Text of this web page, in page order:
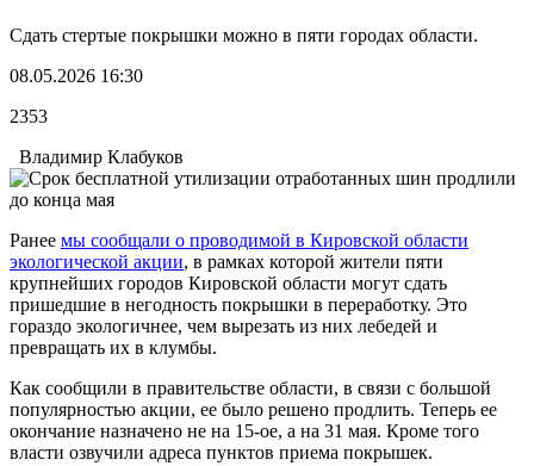
Сдать стертые покрышки можно в пяти городах области.
08.05.2026 16:30
2353
Владимир Клабуков
Ранее мы сообщали о проводимой в Кировской области
экологической акции, в рамках которой жители пяти
крупнейших городов Кировской области могут сдать
пришедшие в негодность покрышки в переработку. Это
гораздо экологичнее, чем вырезать из них лебедей и
превращать их в клумбы.
Как сообщили в правительстве области, в связи с большой
популярностью акции, ее было решено продлить. Теперь ее
окончание назначено не на 15-ое, а на 31 мая. Кроме того
власти озвучили адреса пунктов приема покрышек.